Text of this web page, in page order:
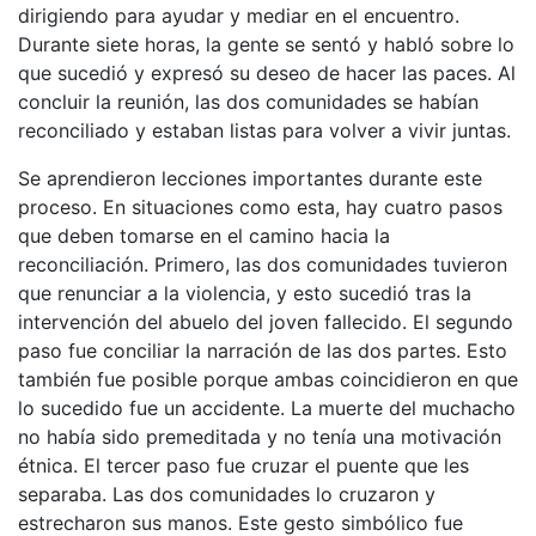
dirigiendo para ayudar y mediar en el encuentro.
Durante siete horas, la gente se sentó y habló sobre lo
que sucedió y expresó su deseo de hacer las paces. Al
concluir la reunión, las dos comunidades se habían
reconciliado y estaban listas para volver a vivir juntas.
Se aprendieron lecciones importantes durante este
proceso. En situaciones como esta, hay cuatro pasos
que deben tomarse en el camino hacia la
reconciliación. Primero, las dos comunidades tuvieron
que renunciar a la violencia, y esto sucedió tras la
intervención del abuelo del joven fallecido. El segundo
paso fue conciliar la narración de las dos partes. Esto
también fue posible porque ambas coincidieron en que
lo sucedido fue un accidente. La muerte del muchacho
no había sido premeditada y no tenía una motivación
étnica. El tercer paso fue cruzar el puente que les
separaba. Las dos comunidades lo cruzaron y
estrecharon sus manos. Este gesto simbólico fue